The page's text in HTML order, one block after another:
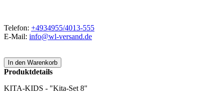
Telefon: +4934955/4013-555
E-Mail: info@wl-versand.de
Produktdetails
KITA-KIDS - "Kita-Set 8"